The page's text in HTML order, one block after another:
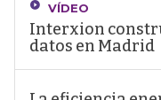
VÍDEO
Interxion
datos en Madrid